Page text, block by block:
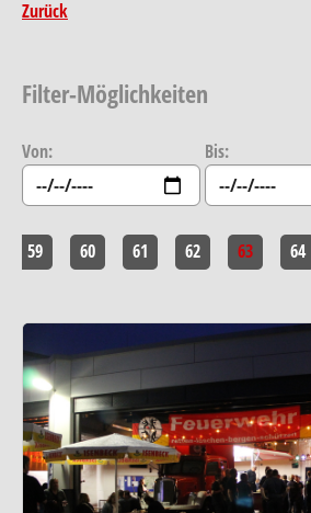
Zurück
Filter-Möglichkeiten
Von: Bis:
59 60 61 62 63 64